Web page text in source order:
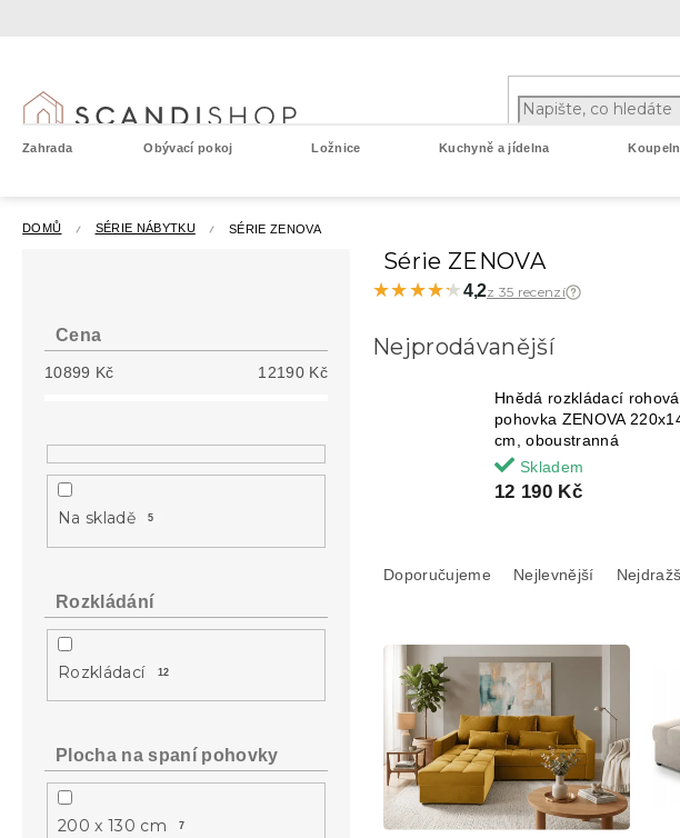
Zahrada Obývací pokoj Ložnice Kuchyně a jídelna
DOMŮ SÉRIE NÁBYTKU SÉRIE ZENOVA
Cena
10899 Kč 12190 Kč
Na skladě 5
Rozkládání
Rozkládací 12
Plocha na spaní pohovky
200 x 130 cm 7
Série ZENOVA
★★★★★
★★★★★4,2z 35 recenzí
Nejprodávanější
Hnědá rozkládací rohová
pohovka ZENOVA
cm, oboustranná
Skladem
12 190 Kč
n
d
k
Doporučujeme Nejlevnější
V
p
o